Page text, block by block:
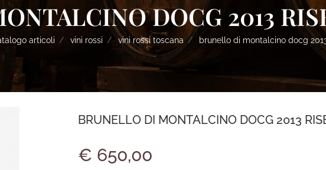
DOCG 2013
articoli vini rossi vini rossi toscana brunello di montalcino docg
BRUNELLO DI MONTALCINO DOCG 2013
€ 650,00